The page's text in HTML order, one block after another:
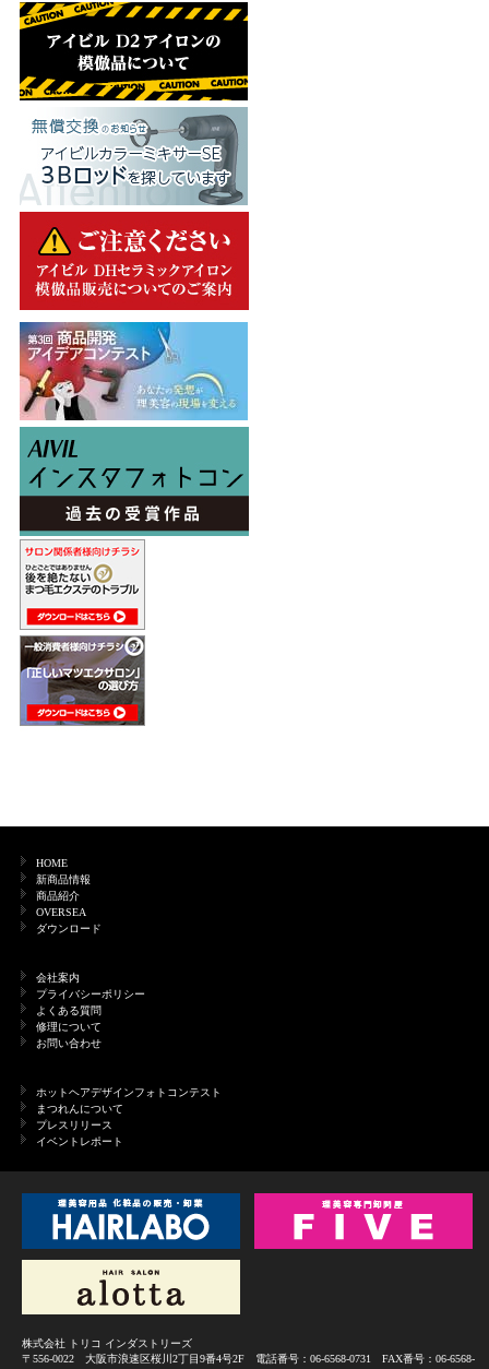
HOME
新商品情報
商品紹介
OVERSEA
ダウンロード
会社案内
プライバシーポリシー
よくある質問
修理について
お問い合わせ
ホットヘアデザインフォトコンテスト
まつれんについて
プレスリリース
イベントレポート
株式会社 トリコ インダストリーズ
〒556-0022 大阪市浪速区桜川2丁目9番4号2F 電話番号：06-6568-0731 FAX番号：06-6568-